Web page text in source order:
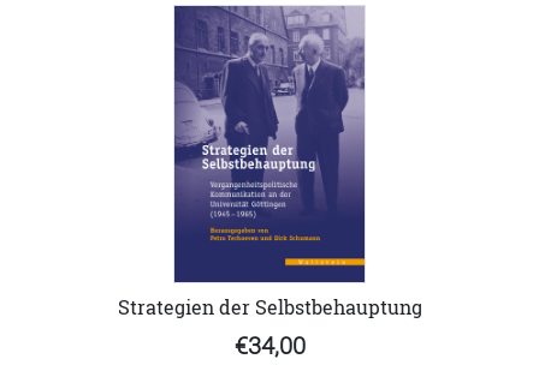
Strategien der Selbstbehauptung
€34,00